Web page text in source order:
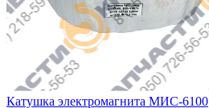
Катушка электромагнита МИС-6100